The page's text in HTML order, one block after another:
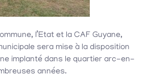
l’Etat et la CAF Guyane,
sera mise à la disposition
implanté dans le quartier arc-en-
années.